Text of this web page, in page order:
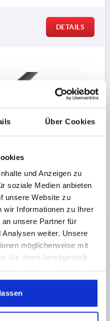
Über Cookies
und Anzeigen zu
soziale Medien anbieten
unsere Website zu
wir Informationen zu Ihrer
unsere Partner für
weiter. Unsere
möglicherweise mit
Sie ihnen bereitgestellt
DETAILS
L=20 METER
MM=1,0-2,0
B=40 C=10 D=10
DETAILS